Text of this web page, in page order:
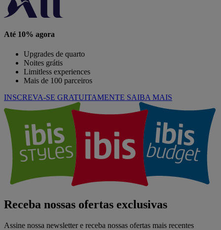
Até 10% agora
Upgrades de quarto
Noites grátis
Limitless experiences
Mais de 100 parceiros
INSCREVA-SE GRATUITAMENTE SAIBA MAIS
Receba nossas ofertas exclusivas
Assine nossa newsletter e receba nossas ofertas mais recentes